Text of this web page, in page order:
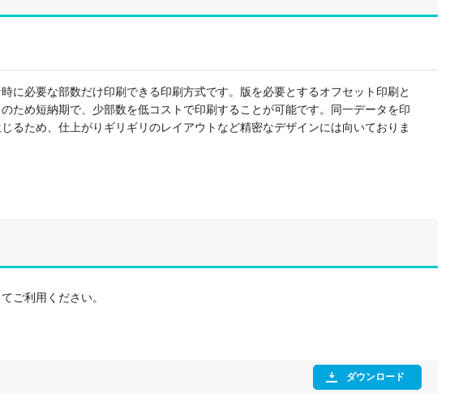
に必要な部数だけ印刷できる印刷方式です。版を必要とするオフセット印刷と
ため短納期で、少部数を低コストで印刷することが可能です。同一データを印
るため、仕上がりギリギリのレイアウトなど精密なデザインには向いておりま
ご利用ください。
ダウンロード